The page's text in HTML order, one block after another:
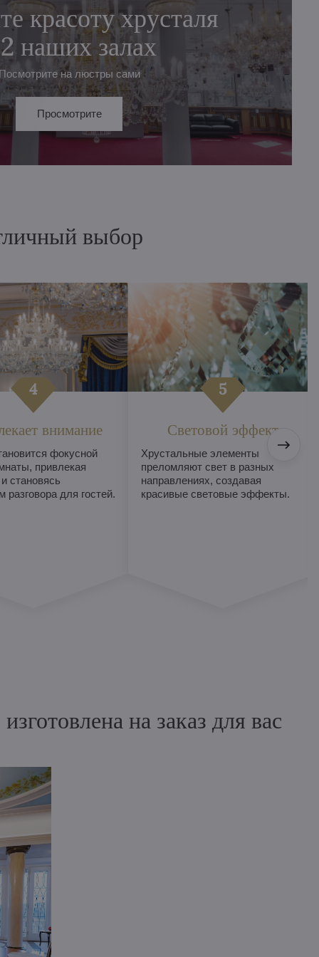
красоту хрусталя
наших залах
на люстры сами
Просмотрите
выбор
внимание
фокусной
привлекая
становясь
разговора для гостей.
Световой эффект
Хрустальные элементы
преломляют свет в разных
направлениях, создавая
красивые световые эффекты.
на заказ для вас